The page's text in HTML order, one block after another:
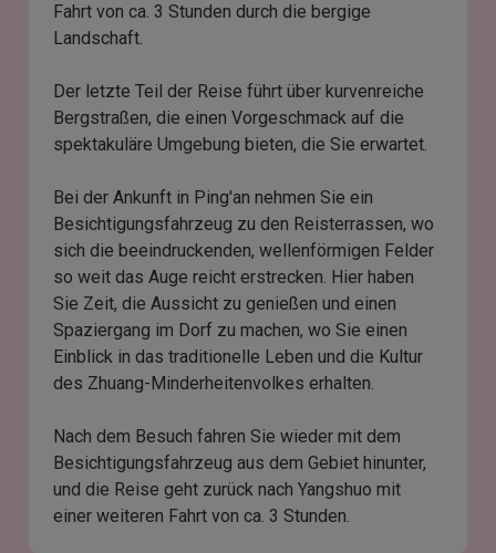
Fahrt von ca. 3 Stunden durch die bergige
Landschaft.
Der letzte Teil der Reise führt über kurvenreiche
Bergstraßen, die einen Vorgeschmack auf die
spektakuläre Umgebung bieten, die Sie erwartet.
Bei der Ankunft in Ping'an nehmen Sie ein
Besichtigungsfahrzeug zu den Reisterrassen, wo
sich die beeindruckenden, wellenförmigen Felder
so weit das Auge reicht erstrecken. Hier haben
Sie Zeit, die Aussicht zu genießen und einen
Spaziergang im Dorf zu machen, wo Sie einen
Einblick in das traditionelle Leben und die Kultur
des Zhuang-Minderheitenvolkes erhalten.
Nach dem Besuch fahren Sie wieder mit dem
Besichtigungsfahrzeug aus dem Gebiet hinunter,
und die Reise geht zurück nach Yangshuo mit
einer weiteren Fahrt von ca. 3 Stunden.